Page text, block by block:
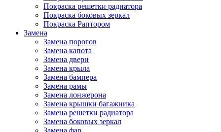
Покраска решетки радиатора
Покраска боковых зеркал
Покраска Раптором
Замена
Замена порогов
Замена капота
Замена двери
Замена крыла
Замена бампера
Замена рамы
Замена лонжерона
Замена крышки багажника
Замена решетки радиатора
Замена боковых зеркал